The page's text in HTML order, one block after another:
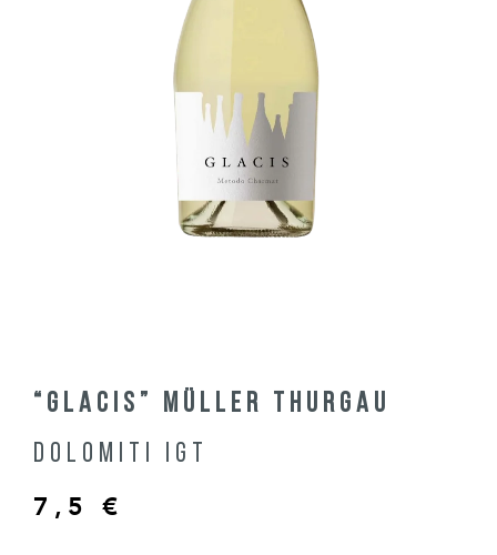
“GLACIS” Müller Thurgau
Dolomiti IGT
7,5 €